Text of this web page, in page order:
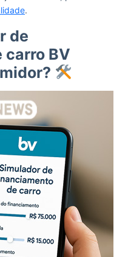
.
de
BV